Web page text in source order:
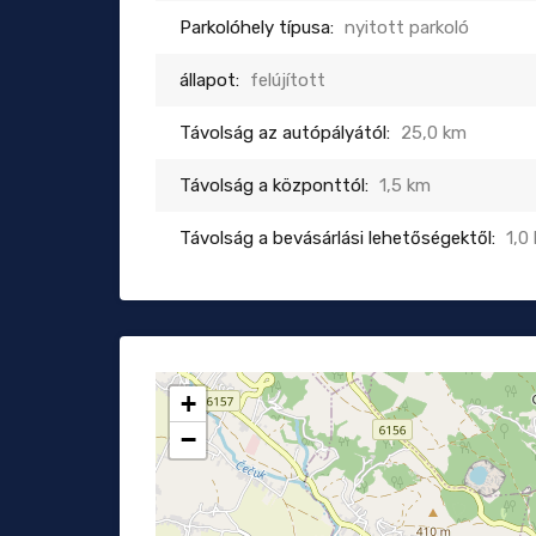
Parkolóhely típusa: nyitott parkoló
állapot: felújított
Távolság az autópályától: 25,0 km
Távolság a központtól: 1,5 km
Távolság a bevásárlási lehetőségektől: 1,0
+
−